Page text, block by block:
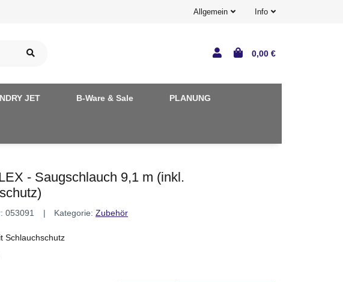
Allgemein Info
0,00 €
JET B-Ware & Sale PLANUNG
- Saugschlauch 9,1 m (inkl.
053091 Kategorie: Zubehör
Schlauchschutz